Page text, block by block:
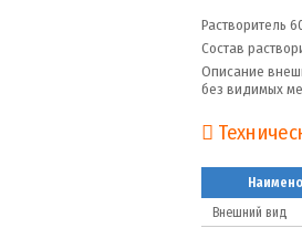
Растворитель
Состав
Описание
без видимых
Внешний вид